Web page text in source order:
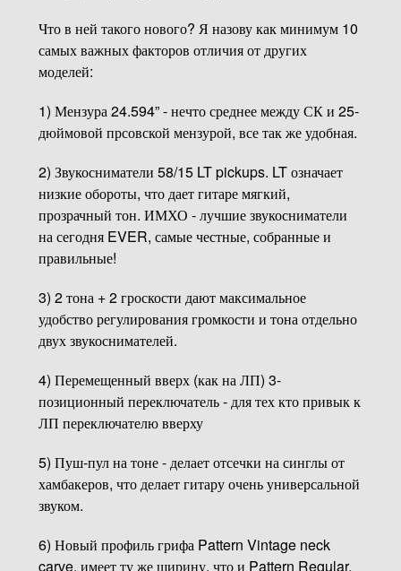
Что в ней такого нового? Я назову как минимум 10
самых важных факторов отличия от других
моделей:
1) Мензура 24.594” - нечто среднее между СК и 25-
дюймовой прсовской мензурой, все так же удобная.
2) Звукосниматели 58/15 LT pickups. LT означает
низкие обороты, что дает гитаре мягкий,
прозрачный тон. ИМХО - лучшие звукосниматели
на сегодня EVER, самые честные, собранные и
правильные!
3) 2 тона + 2 гроскости дают максимальное
удобство регулирования громкости и тона отдельно
двух звукоснимателей.
4) Перемещенный вверх (как на ЛП) 3-
позиционный переключатель - для тех кто привык к
ЛП переключателю вверху
5) Пуш-пул на тоне - делает отсечки на синглы от
хамбакеров, что делает гитару очень универсальной
звуком.
6) Новый профиль грифа Pattern Vintage neck
carve, имеет ту же ширину, что и Pattern Regular,